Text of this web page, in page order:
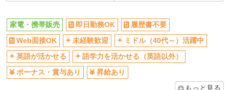
家電・携帯販売 即日勤務OK
履歴書不要
Web面接OK
未経験歓迎
ミドル（40代～）活躍中
英語が活かせる
語学力を活かせる（英語以外）
ボーナス・賞与あり
昇給あり
もっと見る